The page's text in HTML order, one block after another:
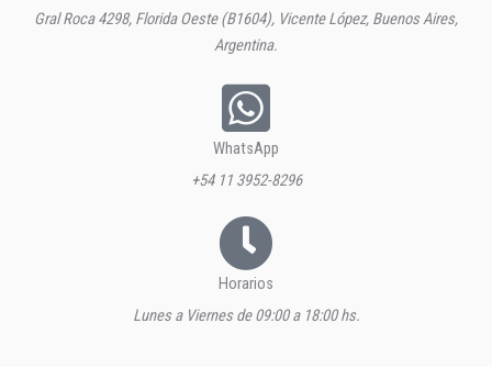
Gral Roca 4298, Florida Oeste (B1604), Vicente López, Buenos Aires,
Argentina.
WhatsApp
+54 11 3952-8296
Horarios
Lunes a Viernes de 09:00 a 18:00 hs.